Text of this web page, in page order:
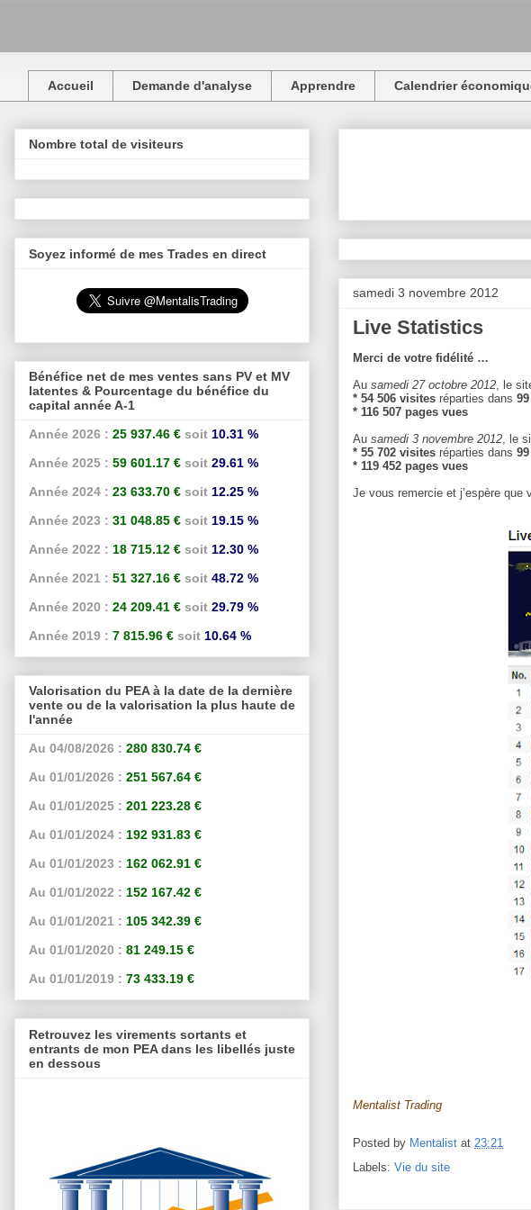
Accueil Demande d'analyse Apprendre Calendrier
samedi 3 novembre 2012
Live Statistics
Merci de votre fidélité …
Au samedi 27 octobre 2012 , le
* 54 506 visites réparties dans
* 116 507 pages vues
Au samedi 3 novembre 2012 , le
* 55 702 visites réparties dans
* 119 452 pages vues
Je vous remercie et j’espère que
Mentalist Trading
Posted by Mentalist at 23:21
Labels: Vie du site
Nombre total de visiteurs
Soyez informé de mes Trades en direct
Bénéfice net de mes ventes sans PV et MV
latentes & Pourcentage du bénéfice du
capital année A-1
Année 2026 : 25 937.46 € soit 10.31 %
Année 2025 : 59 601.17 € soit 29.61 %
Année 2024 : 23 633.70 € soit 12.25 %
Année 2023 : 31 048.85 € soit 19.15 %
Année 2022 : 18 715.12 € soit 12.30 %
Année 2021 : 51 327.16 € soit 48.72 %
Année 2020 : 24 209.41 € soit 29.79 %
Année 2019 : 7 815.96 € soit 10.64 %
Valorisation du PEA à la date de la dernière
vente ou de la valorisation la plus haute de
l'année
Au 04/08/2026 : 280 830.74 €
Au 01/01/2026 : 251 567.64 €
Au 01/01/2025 : 201 223.28 €
Au 01/01/2024 : 192 931.83 €
Au 01/01/2023 : 162 062.91 €
Au 01/01/2022 : 152 167.42 €
Au 01/01/2021 : 105 342.39 €
Au 01/01/2020 : 81 249.15 €
Au 01/01/2019 : 73 433.19 €
Retrouvez les virements sortants et
entrants de mon PEA dans les libellés juste
en dessous